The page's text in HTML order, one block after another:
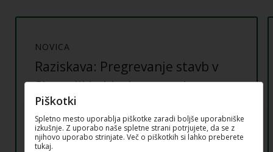
NOVICA
Raziskava: Pregrevanje stavb v
Sloveniji in bivalne navade
prebivalcev
Vaše izkušnje so ključne za uspeh raziskave.
Piškotki
Spletno mesto uporablja piškotke zaradi boljše uporabniške
izkušnje. Z uporabo naše spletne strani potrjujete, da se z
njihovo uporabo strinjate. Več o piškotkih si lahko preberete
tukaj.